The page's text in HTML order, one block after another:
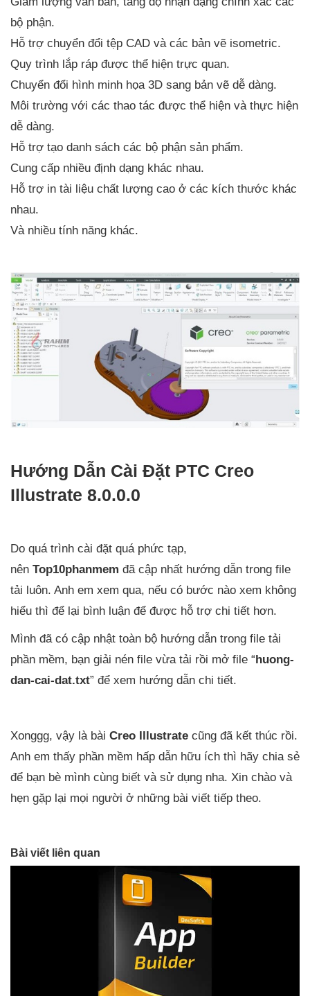
bộ phận.
Hỗ trợ chuyển đổi tệp CAD và các bản vẽ isometric.
Quy trình lắp ráp được thể hiện trực quan.
Chuyển đổi hình minh họa 3D sang bản vẽ dễ dàng.
Môi trường với các thao tác được thể hiện và thực hiện
dễ dàng.
Hỗ trợ tạo danh sách các bộ phận sản phẩm.
Cung cấp nhiều định dạng khác nhau.
Hỗ trợ in tài liệu chất lượng cao ở các kích thước khác
nhau.
Và nhiều tính năng khác.
Hướng Dẫn Cài Đặt PTC Creo
Illustrate 8.0.0.0
Do quá trình cài đặt quá phức tạp,
nên Top10phanmem đã cập nhất hướng dẫn trong file
tải luôn. Anh em xem qua, nếu có bước nào xem không
hiểu thì để lại bình luận để được hỗ trợ chi tiết hơn.
Mình đã có cập nhật toàn bộ hướng dẫn trong file tải
phần mềm, bạn giải nén file vừa tải rồi mở file “ huong-
dan-cai-dat.txt” để xem hướng dẫn chi tiết.
Xonggg, vậy là bài Creo Illustrate cũng đã kết thúc rồi.
Anh em thấy phần mềm hấp dẫn hữu ích thì hãy chia sẻ
để bạn bè mình cùng biết và sử dụng nha. Xin chào và
hẹn gặp lại mọi người ở những bài viết tiếp theo.
Bài viết liên quan